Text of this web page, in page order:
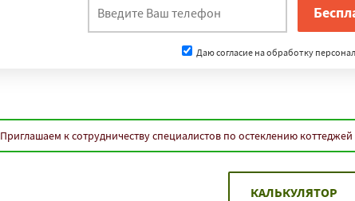
Даю согласие на обработку
Приглашаем к сотрудничеству специалистов по остеклению коттеджей
КАЛЬКУЛЯТОР